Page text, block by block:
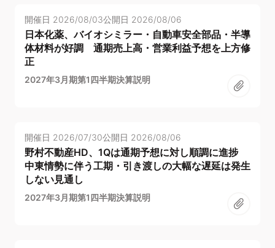
開催日 2026/08/03公開日 2026/08/06
日本化薬、バイオシミラー・自動車安全部品・半導
体材料が好調 通期売上高・営業利益予想を上方修
正
2027年3月期第1四半期決算説明
開催日 2026/07/30公開日 2026/08/06
野村不動産HD、1Qは通期予想に対し順調に進捗
中東情勢に伴う工期・引き渡しの大幅な遅延は発生
しない見通し
2027年3月期第1四半期決算説明